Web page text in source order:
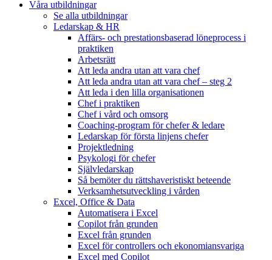
Våra utbildningar
Se alla utbildningar
Ledarskap & HR
Affärs- och prestationsbaserad löneprocess i
praktiken
Arbetsrätt
Att leda andra utan att vara chef
Att leda andra utan att vara chef – steg 2
Att leda i den lilla organisationen
Chef i praktiken
Chef i vård och omsorg
Coaching-program för chefer & ledare
Ledarskap för första linjens chefer
Projektledning
Psykologi för chefer
Självledarskap
Så bemöter du rättshaveristiskt beteende
Verksamhetsutveckling i vården
Excel, Office & Data
Automatisera i Excel
Copilot från grunden
Excel från grunden
Excel för controllers och ekonomiansvariga
Excel med Copilot